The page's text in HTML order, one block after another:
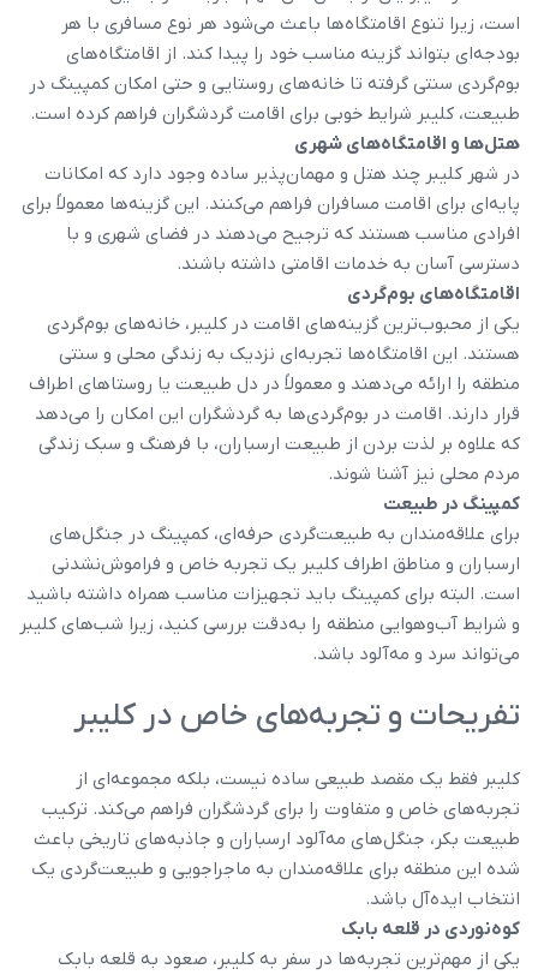
است، زیرا تنوع اقامتگاه‌ها باعث می‌شود هر نوع مسافری با هر
بودجه‌ای بتواند گزینه مناسب خود را پیدا کند. از اقامتگاه‌های
بوم‌گردی سنتی گرفته تا خانه‌های روستایی و حتی امکان کمپینگ در
طبیعت، کلیبر شرایط خوبی برای اقامت گردشگران فراهم کرده است.
هتل‌ها و اقامتگاه‌های شهری
در شهر کلیبر چند هتل و مهمان‌پذیر ساده وجود دارد که امکانات
پایه‌ای برای اقامت مسافران فراهم می‌کنند. این گزینه‌ها معمولاً برای
افرادی مناسب هستند که ترجیح می‌دهند در فضای شهری و با
دسترسی آسان به خدمات اقامتی داشته باشند.
اقامتگاه‌های بوم‌گردی
یکی از محبوب‌ترین گزینه‌های اقامت در کلیبر، خانه‌های بوم‌گردی
هستند. این اقامتگاه‌ها تجربه‌ای نزدیک به زندگی محلی و سنتی
منطقه را ارائه می‌دهند و معمولاً در دل طبیعت یا روستاهای اطراف
قرار دارند. اقامت در بوم‌گردی‌ها به گردشگران این امکان را می‌دهد
که علاوه بر لذت بردن از طبیعت ارسباران، با فرهنگ و سبک زندگی
مردم محلی نیز آشنا شوند.
کمپینگ در طبیعت
برای علاقه‌مندان به طبیعت‌گردی حرفه‌ای، کمپینگ در جنگل‌های
ارسباران و مناطق اطراف کلیبر یک تجربه خاص و فراموش‌نشدنی
است. البته برای کمپینگ باید تجهیزات مناسب همراه داشته باشید
و شرایط آب‌وهوایی منطقه را به‌دقت بررسی کنید، زیرا شب‌های کلیبر
می‌تواند سرد و مه‌آلود باشد.
تفریحات و تجربه‌های خاص در کلیبر
کلیبر فقط یک مقصد طبیعی ساده نیست، بلکه مجموعه‌ای از
تجربه‌های خاص و متفاوت را برای گردشگران فراهم می‌کند. ترکیب
طبیعت بکر، جنگل‌های مه‌آلود ارسباران و جاذبه‌های تاریخی باعث
شده این منطقه برای علاقه‌مندان به ماجراجویی و طبیعت‌گردی یک
انتخاب ایده‌آل باشد.
کوه‌نوردی در قلعه بابک
یکی از مهم‌ترین تجربه‌ها در سفر به کلیبر، صعود به قلعه بابک